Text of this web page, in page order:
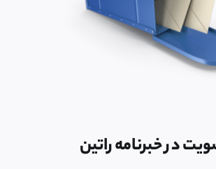
در خبرنامه راتین